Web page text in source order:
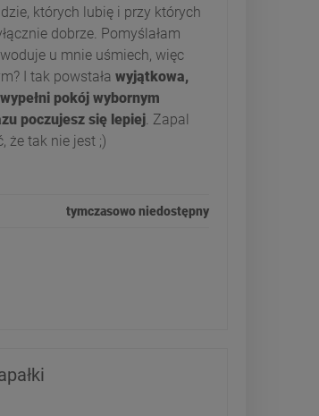
których lubię i przy których
dobrze. Pomyślałam
u mnie uśmiech, więc
I tak powstała wyjątkowa,
pokój wybornym
poczujesz się lepiej. Zapal
że tak nie jest ;)
tymczasowo niedostępny